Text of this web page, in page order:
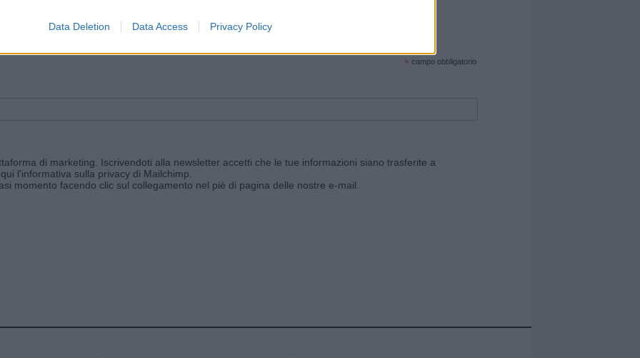
Data Deletion Data Access Privacy Policy
e ricevi le nostre email periodiche contenenti le ultime notizie pubblicate sul sito web!
* campo obbligatorio
di marketing. Iscrivendoti alla newsletter accetti che le tue informazioni siano trasferite a
l'informativa sulla privacy di Mailchimp
momento facendo clic sul collegamento nel piè di pagina delle nostre e-mail.